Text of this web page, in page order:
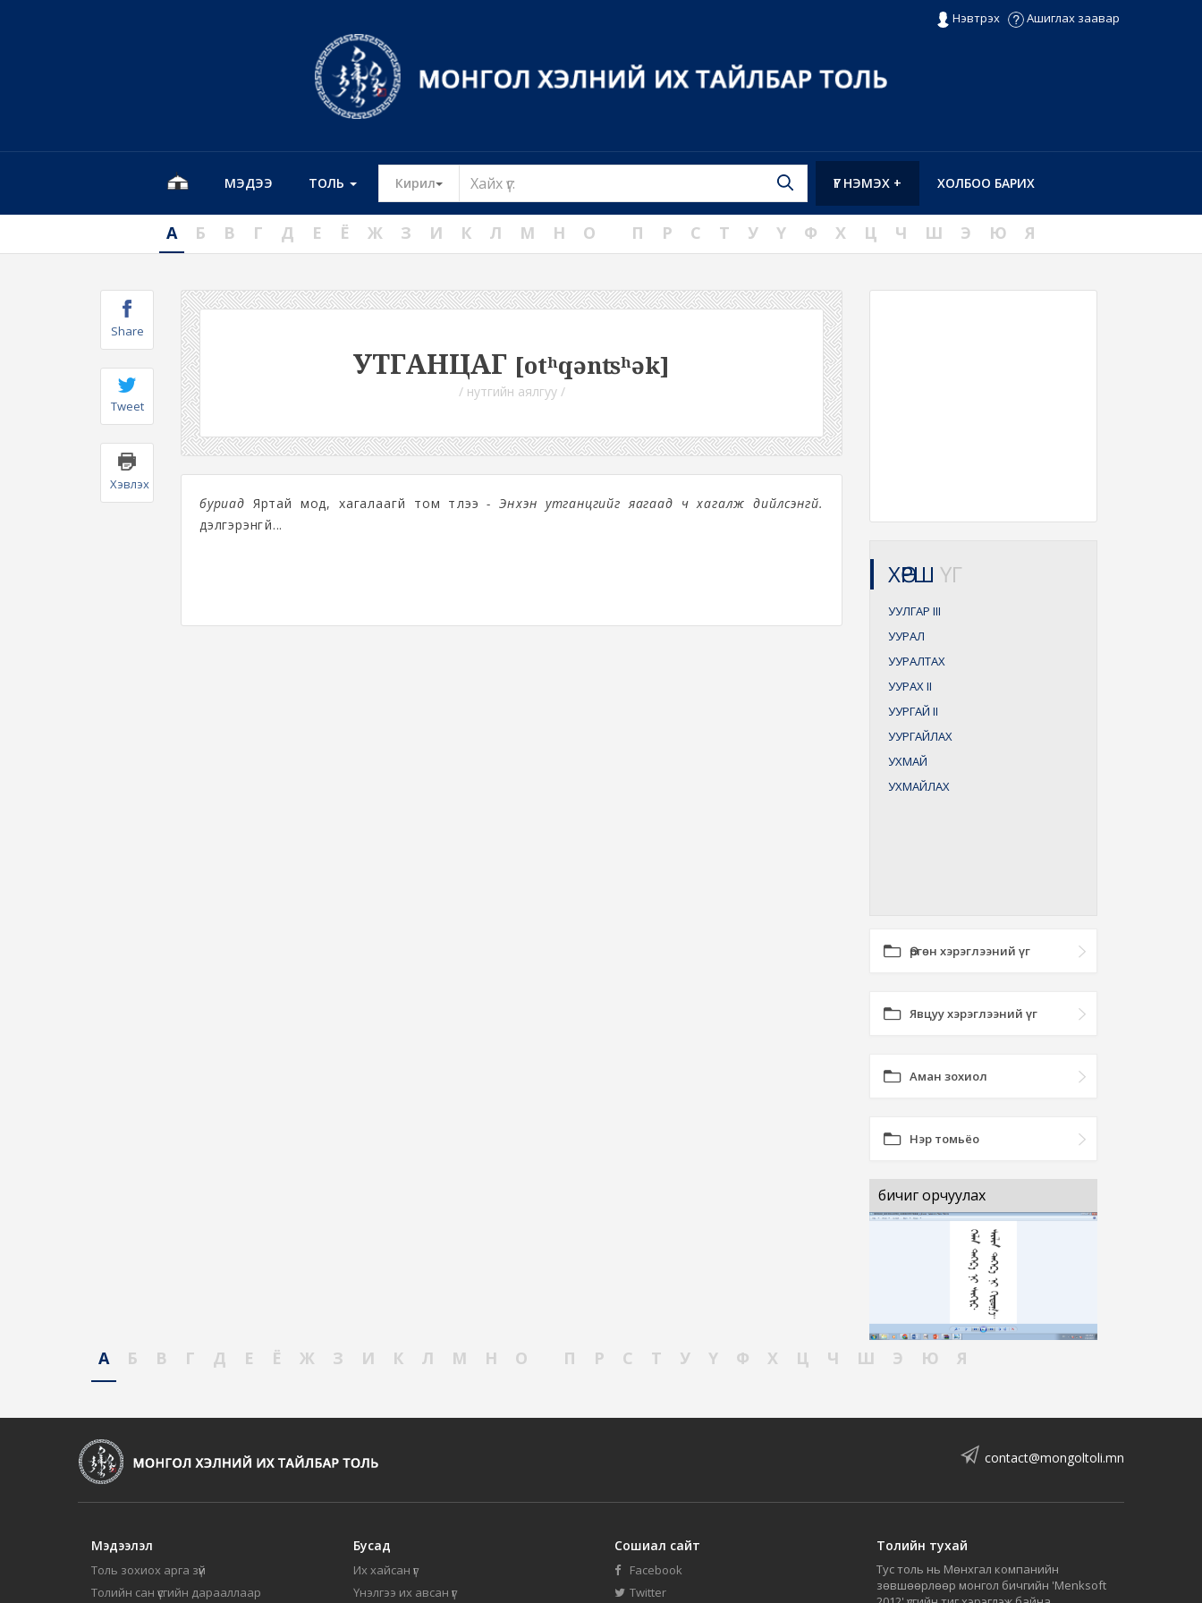
Нэвтрэх Ашиглах заавар
МЭДЭЭ ТОЛЬ Кирил Toggle Dropdown ХОЛБОО БАРИХ
ҮГ НЭМЭХ +
А Б В Г Д Е Ё Ж З И К Л М Н О П Р С Т У Ү Ф Х Ц Ч Ш Э Ю Я
Share
Tweet
Хэвлэх
УТГАНЦАГ [otʰqənʦʰək]
/ нутгийн аялгуу /
буриад Яртай мод, хагалаагүй том түлээ- Энүүхэн утганцгийг яагаад ч хагалж дийлсэнгүй.
дэлгэрэнгүй...
ХӨРШ ҮГ
УУЛГАР III
УУРАЛ
УУРАЛТАХ
УУРАХII
УУРГАЙ II
УУРГАЙЛАХ
УХМАЙ
УХМАЙЛАХ
Өргөн хэрэглээний үг
Явцуу хэрэглээний үг
Аман зохиол
Нэр томьёо
бичиг орчуулах
А Б В Г Д Е Ё Ж З И К Л М Н О П Р С Т У Ү Ф Х Ц Ч Ш Э Ю Я
contact@mongoltoli.mn
Мэдээлэл
Толь зохиох арга зүй
Толийн сан үсгийн дарааллаар
Бусад
Их хайсан үг
Үнэлгээ их авсан үг
Сошиал сайт
Facebook
Twitter
Толийн тухай
Тус толь нь Мөнхгал компанийн
зөвшөөрлөөр монгол бичгийн 'Menksoft